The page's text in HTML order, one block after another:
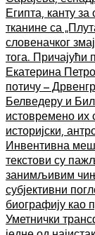
Египта, канту
тканине са
словеначког
тога. Причајући
Екатерина
потичу –
Белведеру и
истовремено их
историјски,
Инвентивна
текстови су
занимљивим
субјективни
биографију као
Уметнички